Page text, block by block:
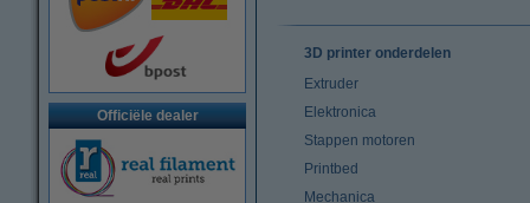
Officiële dealer
3D printer onderdelen
Extruder
Elektronica
Stappen motoren
Printbed
Mechanica